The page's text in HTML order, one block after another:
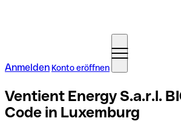
Anmelden Konto eröffnen
Ventient Energy S.a.r.l.
Code in Luxemburg